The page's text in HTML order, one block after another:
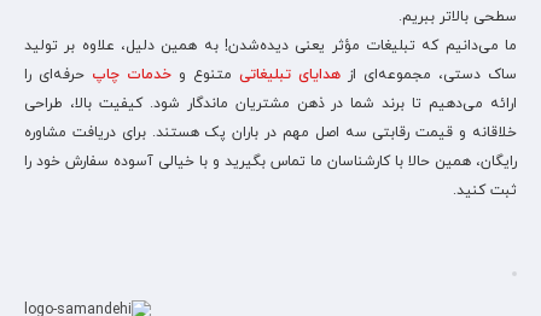
سطحی بالاتر ببریم.
ما می‌دانیم که تبلیغات مؤثر یعنی دیده‌شدن! به همین دلیل، علاوه بر تولید
ساک دستی، مجموعه‌ای از هدایای تبلیغاتی متنوع و خدمات چاپ حرفه‌ای را
ارائه می‌دهیم تا برند شما در ذهن مشتریان ماندگار شود. کیفیت بالا، طراحی
خلاقانه و قیمت رقابتی سه اصل مهم در باران پک هستند. برای دریافت مشاوره
رایگان، همین حالا با کارشناسان ما تماس بگیرید و با خیالی آسوده سفارش خود را
ثبت کنید.